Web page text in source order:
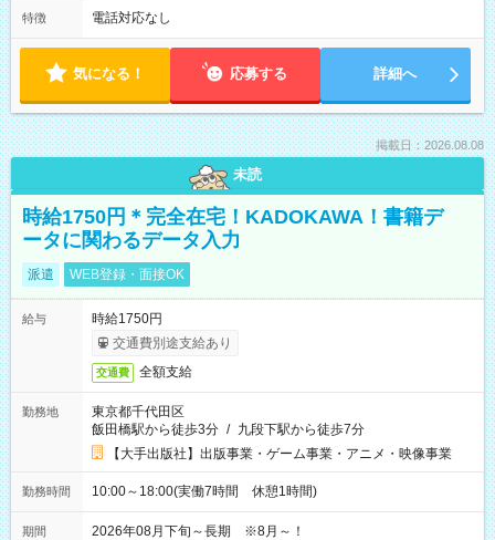
特徴 電話対応なし
気になる！ 応募する 詳細へ
掲載日：2026.08.08
未読
時給1750円＊完全在宅！KADOKAWA！書籍デ
ータに関わるデータ入力
派遣 WEB登録・面接OK
給与
時給1750円
交通費別途支給あり
交通費 全額支給
勤務地
東京都千代田区
飯田橋駅から徒歩3分 / 九段下駅から徒歩7分
【大手出版社】出版事業・ゲーム事業・アニメ・映像事業
勤務時間 10:00～18:00(実働7時間 休憩1時間)
期間 2026年08月下旬～長期 ※8月～！